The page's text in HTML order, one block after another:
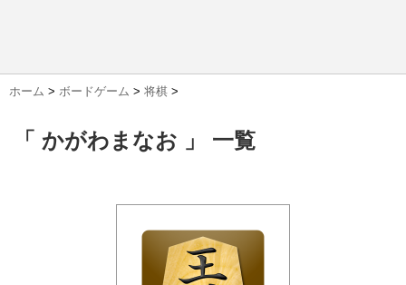
ホーム > ボードゲーム > 将棋 >
「 かがわまなお 」 一覧